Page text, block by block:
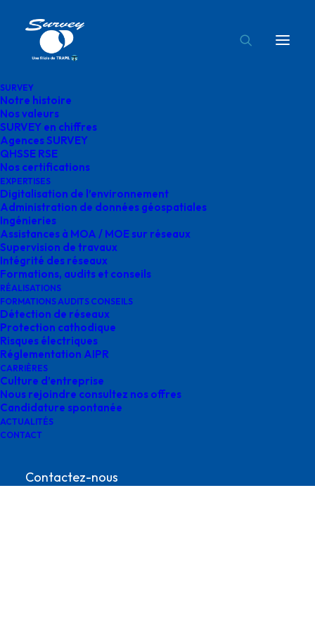
SURVEY
Notre histoire
Nos valeurs
SURVEY en chiffres
Agences SURVEY
QHSSE RSE
Nos certifications
EXPERTISES
Digitalisation de l’environnement
Administration de données géospatiales
Ingénieries
Assistances à MOA / MOE sur réseaux
Supervision de travaux
Intégrité des réseaux
Formations, audits et conseils
RÉALISATIONS
FORMATIONS AUDITS CONSEILS
Détection de réseaux
Protection cathodique
Risques électriques
Réglementation AIPR
CARRIÈRES
Culture d’entreprise
Nous rejoindre consultez nos offres
Candidature spontanée
ACTUALITÉS
CONTACT
Contactez-nous
Accueil
logo ecovadis survey
2025
logo ecovadis survey 2025